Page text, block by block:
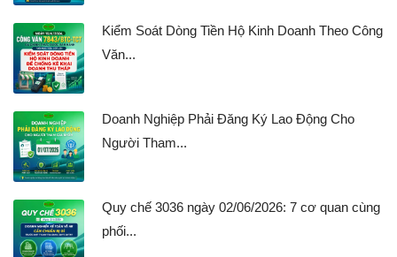
Kiểm Soát Dòng Tiền Hộ Kinh Doanh Theo Công
Văn...
Doanh Nghiệp Phải Đăng Ký Lao Động Cho
Người Tham...
Quy chế 3036 ngày 02/06/2026: 7 cơ quan cùng
phối...